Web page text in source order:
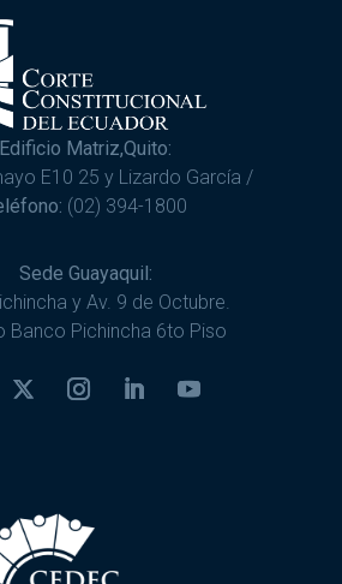
Edificio Matriz,Quito:
E10 25 y Lizardo García /
(02) 394-1800
Sede Guayaquil:
y Av. 9 de Octubre.
Banco Pichincha 6to Piso